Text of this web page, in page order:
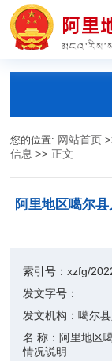
您的位置: 网站首页
信息 >> 正文
阿里地区噶尔
索引号：xzfg/
发文字号：
发文机构：噶尔
名 称： 阿里地区
情况说明